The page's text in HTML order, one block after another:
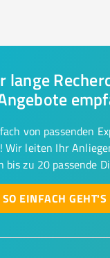
lange
von passenden
Wir leiten Ihr
bis zu 20 passende
SO EINFACH GEHT'S